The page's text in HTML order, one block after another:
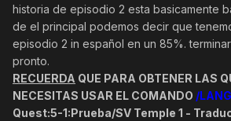
historia de episodio 2 esta basicamente
de el principal podemos decir que
episodio 2 in español en un 85%.
pronto.
RECUERDA QUE PARA OBTENER LAS
NECESITAS USAR EL COMANDO /
Quest:5-1:Prueba/SV Temple 1 -